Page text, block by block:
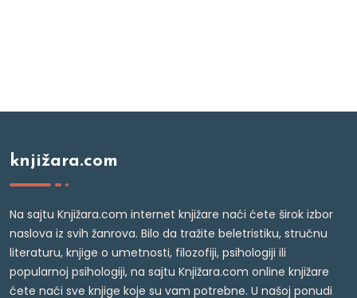
knjižara.com
Na sajtu Knjižara.com internet knjižare naći ćete širok izbor
naslova iz svih žanrova. Bilo da tražite beletristiku, stručnu
literaturu, knjige o umetnosti, filozofiji, psihologiji ili
popularnoj psihologiji, na sajtu Knjižara.com online knjižare
ćete naći sve knjige koje su vam potrebne. U našoj ponudi